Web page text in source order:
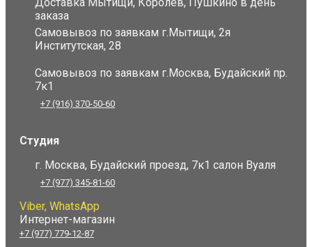
Доставка Мытищи, Королев, Пушкино в день
заказа
Самовывоз по заявкам г.Мытищи, 2я
Институтская, 28
Самовывоз по заявкам г.Москва, Будайский пр.
7к1
+7 (916) 370-50-60
Студия
г. Москва, Будайский проезд, 7к1 салон Вуаля
+7 (977) 345-81-60
Viber, WhatsApp
Интернет-магазин
+7 (977) 779-12-87